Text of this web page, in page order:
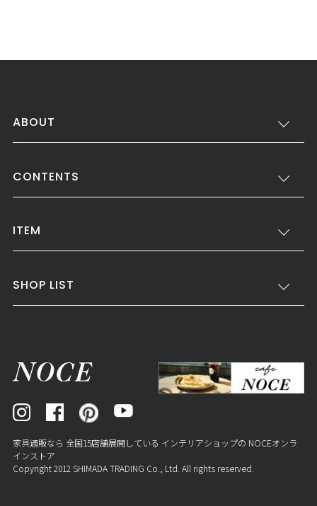
ABOUT
CONTENTS
ITEM
SHOP LIST
家具通販なら 全国15店舗展開している インテリアショップの NOCEオンラ
インストア
Copyright 2012 SHIMADA TRADING Co., Ltd. All rights reserved.